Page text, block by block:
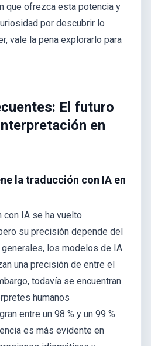
que ofrezca esta potencia y
por descubrir lo
vale la pena explorarlo para
El futuro
en
la traducción con IA en
con IA se ha vuelto
su precisión depende del
los modelos de IA
una precisión de entre el
todavía se encuentran
humanos
entre un 98 % y un 99 %
es más evidente en